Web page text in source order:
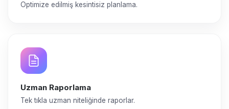
Optimize edilmiş kesintisiz planlama.
Uzman Raporlama
Tek tıkla uzman niteliğinde raporlar.